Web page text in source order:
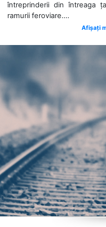
întreprinderii din întreaga
ramurii feroviare....
Afișați